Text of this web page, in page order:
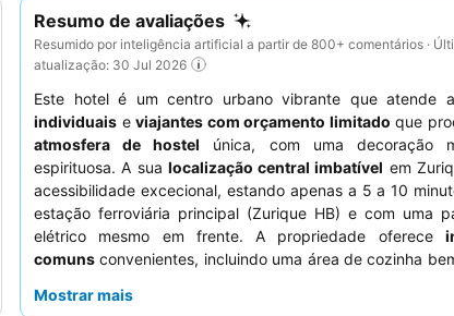
Resumo de avaliações
Resumido por inteligência artificial a partir de 800+ comentários ·
atualização: 30 Jul 2026
Este hotel é um centro urbano vibrante que atende a
individuais e viajantes com orçamento limitado que
atmosfera de hostel única, com uma decoração
espirituosa. A sua localização central imbatível em
acessibilidade excecional, estando apenas a 5 a 10
estação ferroviária principal (Zurique HB) e com uma
elétrico mesmo em frente. A propriedade oferece
comuns convenientes, incluindo uma área de cozinha
para o rio. Os hóspedes elogiam consistentemente os
Mostrar mais